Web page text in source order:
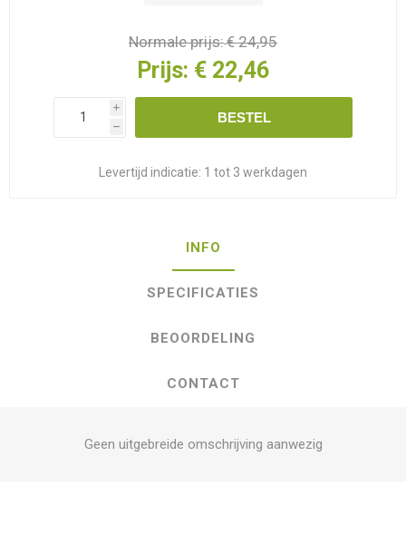
Normale prijs:€ 24,95
Prijs: € 22,46
i
h
BESTEL
Levertijd indicatie: 1 tot 3 werkdagen
INFO
SPECIFICATIES
BEOORDELING
CONTACT
Geen uitgebreide omschrijving aanwezig